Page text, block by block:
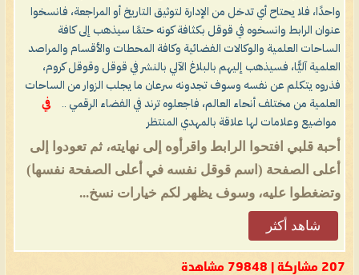
واحدًا، فلا يحتاح أي تدخل من الإدارة لتوثيق التاريخ أو المراجعة، فانسخوا
عنوان الرابط وانسخوه في قوقل بكثافة كونه حتمًا سيذهب إلى كافة
الساحات العلمية والوكالات الفضائية وكافة المحطات والأقسام والمراصد
العلمية آليًّا، فسيذهب إليهم بالبلاغ الآلي بالنشر في قوقل وقوقل كروم،
فذروه يتكلم عن نفسه وسوف تجدونه سرعان ما يجلب الزوار من الساحات
العلمية من مختلف أنحاء العالم، فاجعلوه ترند في الفضاء الرقمي ..
في
مواضيع وعلامات لها علاقة بالمهدي المنتظر
أحبة قلبي افتحوا الرابط واقرأوه إلى نهايته، ثم تعودوا إلى
أعلى الصفحة (اسم قوقل نفسه في أعلى الصفحة نفسها)
وتضغطوا عليه، وسوف يظهر لكم خيارات نسخ...
شاهد أكثر
207 مشاركة | 79848 مشاهدة